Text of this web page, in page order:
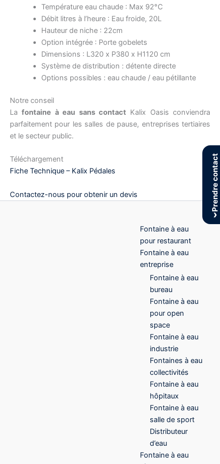
Température eau chaude : Max 92°C
Débit litres à l’heure : Eau froide, 20L
Hauteur de niche : 22cm
Option intégrée : Porte gobelets
Dimensions : L320 x P380 x H1120 cm
Système de distribution : détente directe
Options possibles : eau chaude / eau pétillante
Notre conseil
Lafontaine à eau sans contact Kalix Oasis conviendra
parfaitement pour les salles de pause, entreprises tertiaires
et le secteur public.
Téléchargement
Fiche Technique – Kalix Pédales
Contactez-nous pour obtenir un devis
Fontaine à eau
pour restaurant
Fontaine à eau
entreprise
Fontaine à eau
bureau
Fontaine à eau
pour open
space
Fontaine à eau
industrie
Fontaines à eau
collectivités
Fontaine à eau
hôpitaux
Fontaine à eau
salle de sport
Distributeur
d’eau
Fontaine à eau
›
Prendre contact